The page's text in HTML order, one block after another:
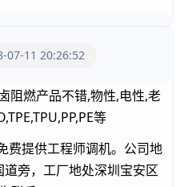
07-11 20:26:52
阻燃产品不错,物性,电性,老
等
费提供工程师调机。公司地
旁，工厂地处深圳宝安区